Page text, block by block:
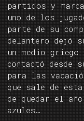
partidos y
uno de los
parte de su
delantero dejó
un medio
contactó desde
para las
que sale de
de quedar el
azules…